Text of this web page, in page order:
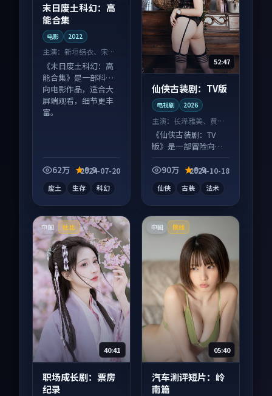
末日废土科幻：高
能合集
电影 2022
主演： 新垣结衣、宋慧
乔 等
《末日废土科幻：高
能合集》是一部科幻
向电影作品，适合大
屏端观看，细节更丰
富。
62万 9.9
2024-07-20
废土 生存 科幻
52:47
仙侠古装剧：TV版
电视剧 2026
主演：长泽雅美、黄渤
等
《仙侠古装剧：TV
版》是一部冒险向电
并行，细节值得二刷
90万 9.9
2024-10-18
仙侠 古装 法术
中国 杜比
40:41
职场成长剧：票房
纪录
中国 院线
05:40
汽车测评短片：岭
南篇